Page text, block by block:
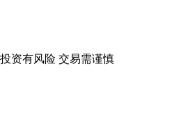
资有风险 交易需谨慎